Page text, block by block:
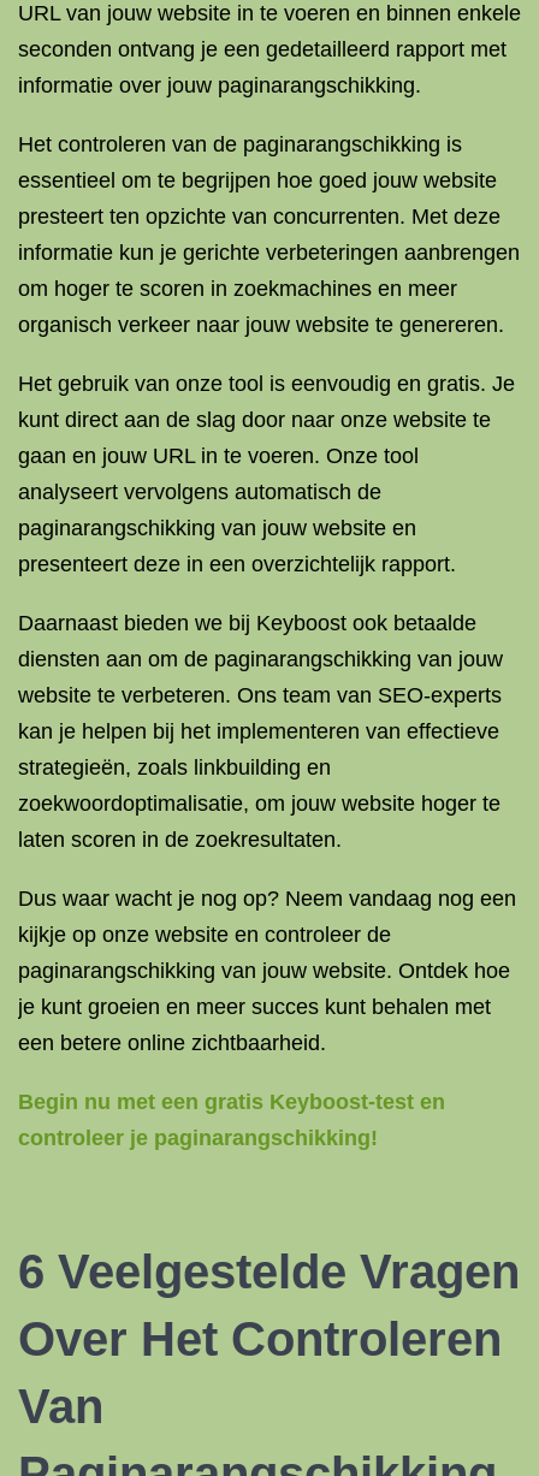
URL van jouw website in te voeren en binnen enkele
seconden ontvang je een gedetailleerd rapport met
informatie over jouw paginarangschikking.
Het controleren van de paginarangschikking is
essentieel om te begrijpen hoe goed jouw website
presteert ten opzichte van concurrenten. Met deze
informatie kun je gerichte verbeteringen aanbrengen
om hoger te scoren in zoekmachines en meer
organisch verkeer naar jouw website te genereren.
Het gebruik van onze tool is eenvoudig en gratis. Je
kunt direct aan de slag door naar onze website te
gaan en jouw URL in te voeren. Onze tool
analyseert vervolgens automatisch de
paginarangschikking van jouw website en
presenteert deze in een overzichtelijk rapport.
Daarnaast bieden we bij Keyboost ook betaalde
diensten aan om de paginarangschikking van jouw
website te verbeteren. Ons team van SEO-experts
kan je helpen bij het implementeren van effectieve
strategieën, zoals linkbuilding en
zoekwoordoptimalisatie, om jouw website hoger te
laten scoren in de zoekresultaten.
Dus waar wacht je nog op? Neem vandaag nog een
kijkje op onze website en controleer de
paginarangschikking van jouw website. Ontdek hoe
je kunt groeien en meer succes kunt behalen met
een betere online zichtbaarheid.
Begin nu met een gratis Keyboost-test en
controleer je paginarangschikking!
6 Veelgestelde Vragen
Over Het Controleren
Van